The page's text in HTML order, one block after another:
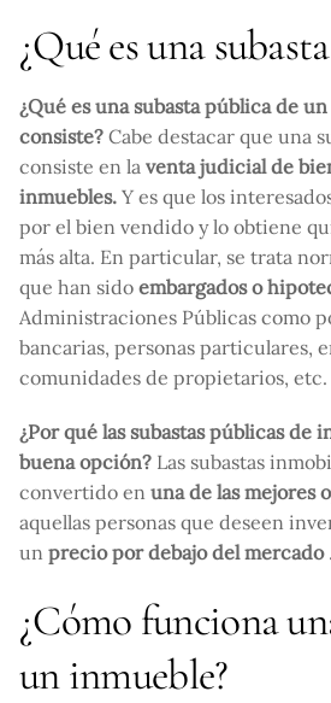
¿Qué es una
¿Qué es una subasta pública de
consiste? Cabe destacar que una
consiste en la venta judicial de
inmuebles. Y es que los
por el bien vendido y lo obtiene
más alta. En particular, se trata
que han sido embargados o
Administraciones Públicas como
bancarias, personas particulares,
comunidades de propietarios, etc.
¿Por qué las subastas públicas de
buena opción? Las subastas
convertido en una de las mejores
aquellas personas que deseen
un precio por debajo del mercado .
¿Cómo funciona
un inmueble?